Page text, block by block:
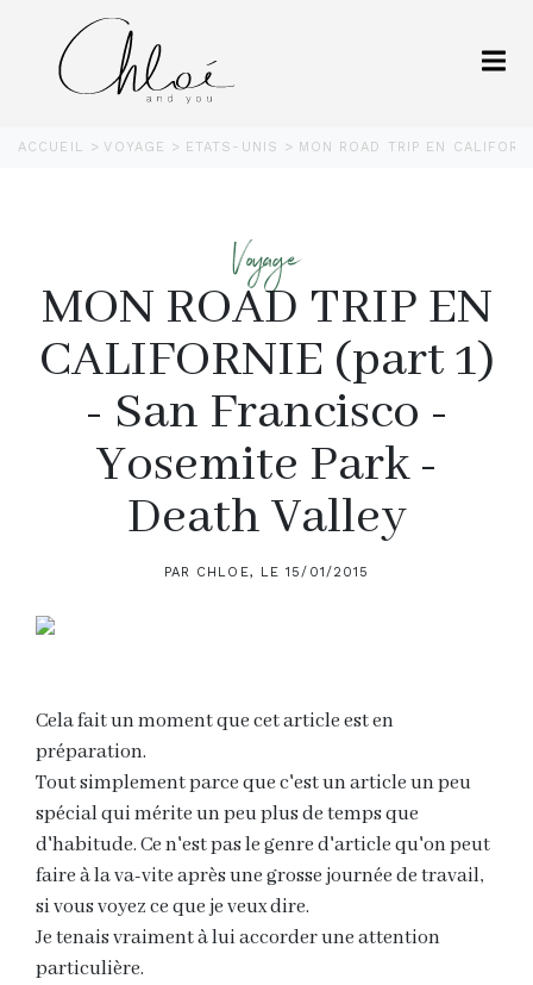
ACCUEIL VOYAGE ETATS-UNIS MON ROAD TRIP EN
Voyage
MON ROAD TRIP EN
CALIFORNIE (part 1)
- San Francisco -
Yosemite Park -
Death Valley
PAR CHLOE, LE 15/01/2015
Cela fait un moment que cet article est en
préparation.
Tout simplement parce que c'est un article un peu
spécial qui mérite un peu plus de temps que
d'habitude. Ce n'est pas le genre d'article qu'on peut
faire à la va-vite après une grosse journée de travail,
si vous voyez ce que je veux dire.
Je tenais vraiment à lui accorder une attention
particulière.